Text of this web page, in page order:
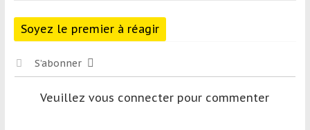
Soyez le premier à réagir
S’abonner
Veuillez vous connecter pour commenter